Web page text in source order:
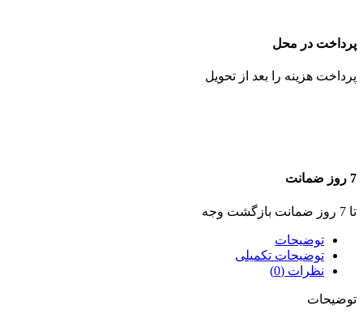
پرداخت در محل
پرداخت هزینه را بعد از تحویل
7 روز ضمانت
تا 7 روز ضمانت بازگشت وجه
توضیحات
توضیحات تکمیلی
نظرات (0)
توضیحات